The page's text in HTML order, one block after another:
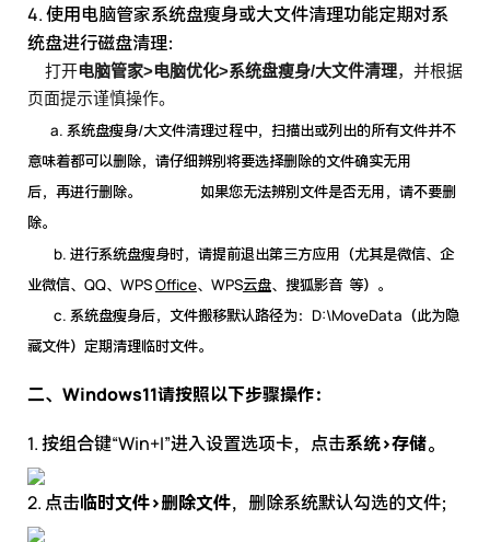
4. 使用电脑管家系统盘瘦身或大文件清理功能定期对系
统盘进行磁盘清理：
打开电脑管家>电脑优化>系统盘瘦身/大文件清理，并根据
页面提示谨慎操作。
a. 系统盘瘦身/大文件清理过程中， 扫描出或列出的所有文件并不
意味着都可以删除，请仔细辨别将要选择删除的文件确实无用
后，再进行删除。 如果您无法辨别文件是否无用，请不要删
除。
b. 进行系统盘瘦身时，请提前退出第三方应用（尤其是微信、企
业微信、QQ、WPSOffice、WPS云盘、 搜狐影音 等）。
c. 系统盘瘦身后，文件搬移默认路径为：D:\MoveData（此为隐
藏文件）定期清理临时文件。
二、Windows11请按照以下步骤操作：
1. 按组合键“Win+I”进入设置选项卡，点击系统>存储。
2. 点击临时文件>删除文件，删除系统默认勾选的文件；